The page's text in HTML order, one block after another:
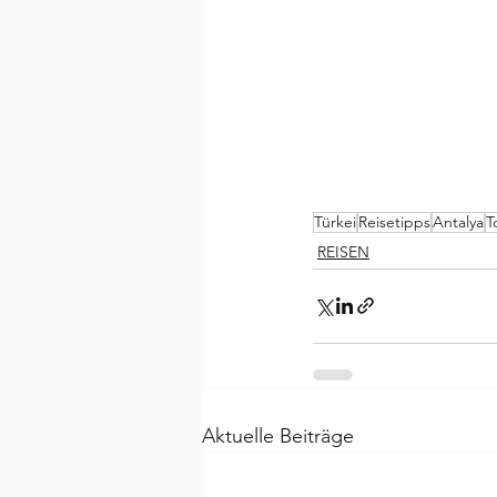
TürkeiReisetippsAntalya
REISEN
Aktuelle Beiträge